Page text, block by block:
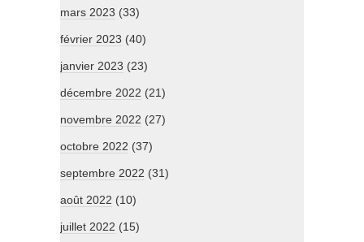
mars 2023 (33)
février 2023 (40)
janvier 2023 (23)
décembre 2022 (21)
novembre 2022 (27)
octobre 2022 (37)
septembre 2022 (31)
août 2022 (10)
juillet 2022 (15)